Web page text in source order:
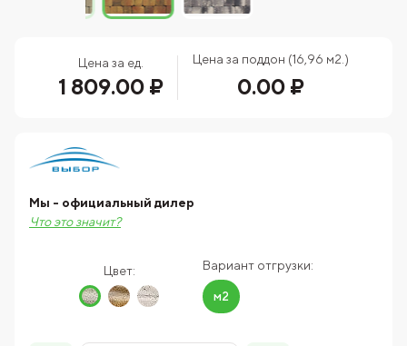
Цена за ед.
1 809.00 ₽
Цена за поддон (16,96 м2.)
0.00 ₽
Цвет: Вариант отгрузки:
м2
Мы - официальный дилер
Что это значит?